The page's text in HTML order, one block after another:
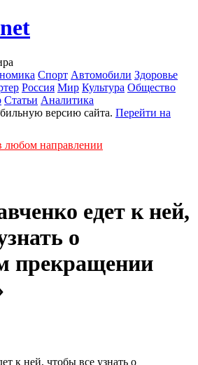
Спорт Автомобили Здоровье
Россия Мир Культура Общество
Статьи Аналитика
версию сайта. Перейти на
любом направлении
едет к ней,
о
прекращении